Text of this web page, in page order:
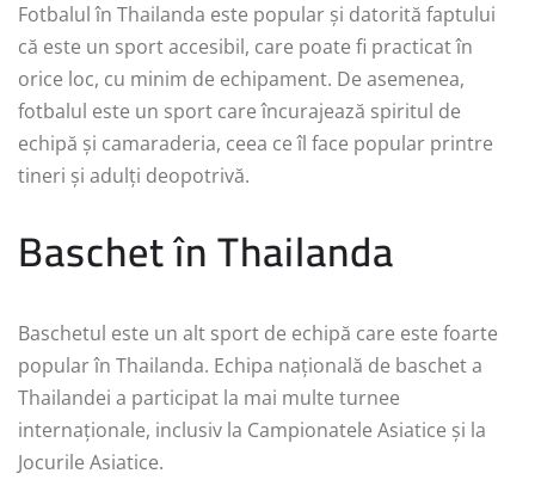
Fotbalul în Thailanda este popular și datorită faptului
că este un sport accesibil, care poate fi practicat în
orice loc, cu minim de echipament. De asemenea,
fotbalul este un sport care încurajează spiritul de
echipă și camaraderia, ceea ce îl face popular printre
tineri și adulți deopotrivă.
Baschet în Thailanda
Baschetul este un alt sport de echipă care este foarte
popular în Thailanda. Echipa națională de baschet a
Thailandei a participat la mai multe turnee
internaționale, inclusiv la Campionatele Asiatice și la
Jocurile Asiatice.